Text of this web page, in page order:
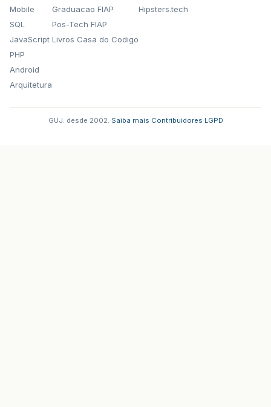
Mobile
SQL
JavaScript
PHP
Android
Arquitetura
Graduacao FIAP
Pos-Tech FIAP
Livros Casa do Codigo
Hipsters.tech
GUJ: desde 2002. Saiba mais Contribuidores LGPD